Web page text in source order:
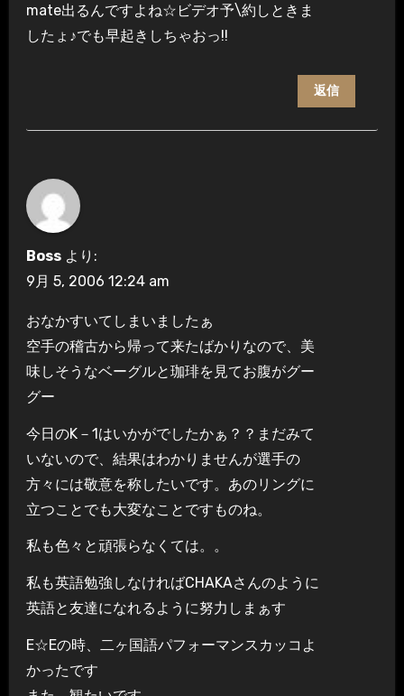
mate出るんですよね☆ビデオ予\約しときま
したょ♪でも早起きしちゃおっ!!
返信
Boss より:
9月 5, 2006 12:24 am
おなかすいてしまいましたぁ
空手の稽古から帰って来たばかりなので、美
味しそうなベーグルと珈琲を見てお腹がグー
グー
今日のK－1はいかがでしたかぁ？？まだみて
いないので、結果はわかりませんが選手の
方々には敬意を称したいです。あのリングに
立つことでも大変なことですものね。
私も色々と頑張らなくては。。
私も英語勉強しなければCHAKAさんのように
英語と友達になれるように努力しまぁす
E☆Eの時、二ヶ国語パフォーマンスカッコよ
かったです